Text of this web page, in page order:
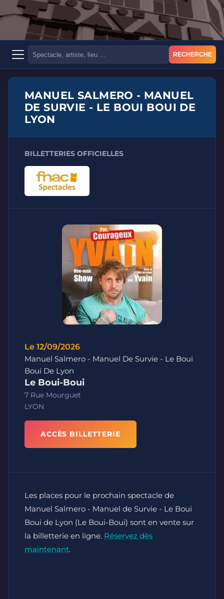
RECHERCHE
MANUEL SALMERO - MANUEL
DE SURVIE - LE BOUI BOUI DE
LYON
BILLETTERIES OFFICIELLES
Le 12/09/2026
Manuel Salmero - Manuel De Survie - Le Boui
Boui De Lyon
Le Boui-Boui
7 Rue Mourguet
LYON
ACCÈS BILLETTERIE
Les places pour le prochain spectacle de
Manuel Salmero - Manuel de Survie - Le Boui
Boui de Lyon (Le Boui-Boui) sont en vente sur
la billetterie en ligne. Réservez dès
maintenant.